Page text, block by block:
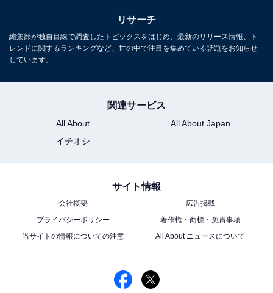
リサーチ
編集部が独自目線で調査したトピックスをはじめ、最新のリリース情報、ト
レンドに関するランキングなど、世の中で注目を集めている話題をお知らせ
しています。
関連サービス
All About
All About Japan
イチオシ
サイト情報
会社概要
広告掲載
プライバシーポリシー
著作権・商標・免責事項
当サイトの情報についての注意
All About ニュースについて